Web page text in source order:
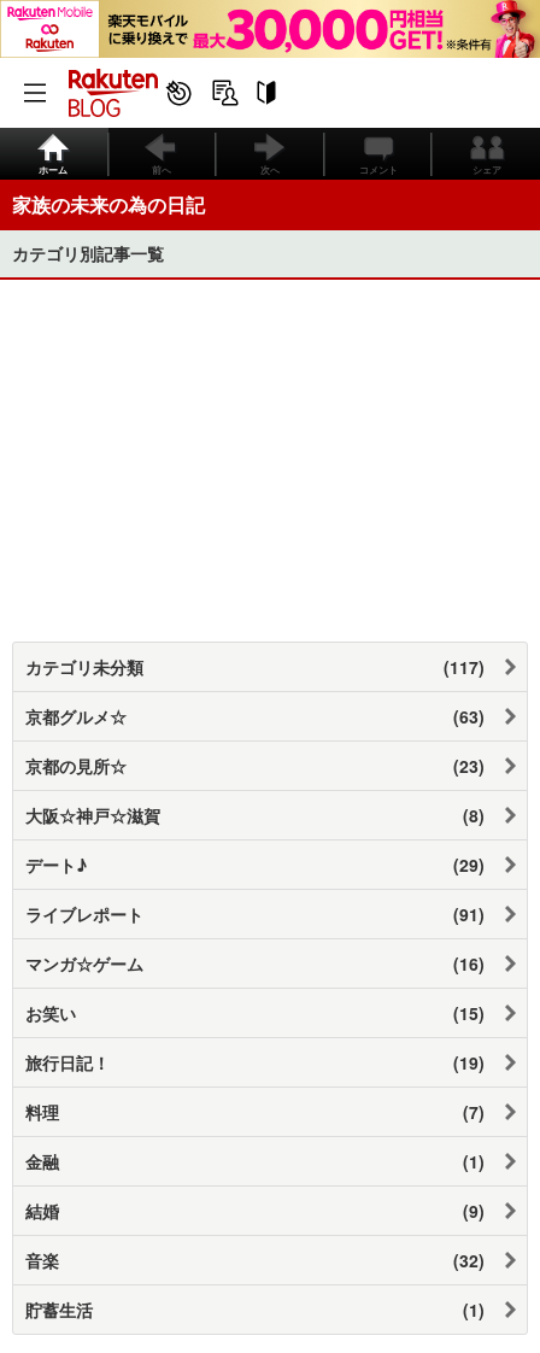
ホーム 前へ 次へ コメント シェア
家族の未来の為の日記
カテゴリ別記事一覧
カテゴリ未分類 (117)
京都グルメ☆ (63)
京都の見所☆ (23)
大阪☆神戸☆滋賀 (8)
デート♪ (29)
ライブレポート (91)
マンガ☆ゲーム (16)
お笑い (15)
旅行日記！ (19)
料理 (7)
金融 (1)
結婚 (9)
音楽 (32)
貯蓄生活 (1)